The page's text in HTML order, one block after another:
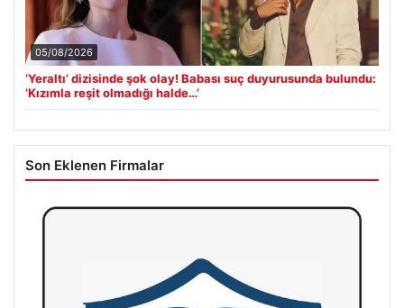
05/08/2026
‘Yeraltı’ dizisinde şok olay! Babası suç duyurusunda bulundu:
‘Kızımla reşit olmadığı halde…’
Son Eklenen Firmalar